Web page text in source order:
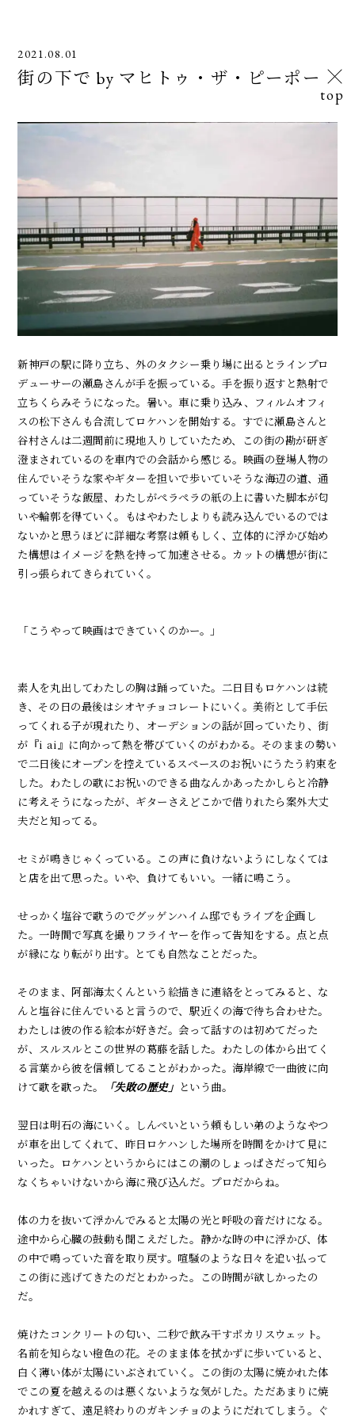
top
2021.08.01
街の下で by マヒトゥ・ザ・ピーポー
新神戸の駅に降り立ち、外のタクシー乗り場に出るとラインプロ
デューサーの瀬島さんが手を振っている。手を振り返すと熱射で
立ちくらみそうになった。暑い。車に乗り込み、フィルムオフィ
スの松下さんも合流してロケハンを開始する。すでに瀬島さんと
谷村さんは二週間前に現地入りしていたため、この街の勘が研ぎ
澄まされているのを車内での会話から感じる。映画の登場人物の
住んでいそうな家やギターを担いで歩いていそうな海辺の道、通
っていそうな飯屋、わたしがペラペラの紙の上に書いた脚本が匂
いや輪郭を得ていく。もはやわたしよりも読み込んでいるのでは
ないかと思うほどに詳細な考察は頼もしく、立体的に浮かび始め
た構想はイメージを熱を持って加速させる。カットの構想が街に
引っ張られてきられていく。
「こうやって映画はできていくのかー。」
素人を丸出してわたしの胸は踊っていた。二日目もロケハンは続
き、その日の最後はシオヤチョコレートにいく。美術として手伝
ってくれる子が現れたり、オーデションの話が回っていたり、街
が『i ai』 に向かって熱を帯びていくのがわかる。そのままの勢い
で二日後にオープンを控えているスペースのお祝いにうたう約束を
した。わたしの歌にお祝いのできる曲なんかあったかしらと冷静
に考えそうになったが、ギターさえどこかで借りれたら案外大丈
夫だと知ってる。
セミが鳴きじゃくっている。この声に負けないようにしなくては
と店を出て思った。いや、負けてもいい。一緒に鳴こう。
せっかく塩谷で歌うのでグッゲンハイム邸でもライブを企画し
た。一時間で写真を撮りフライヤーを作って告知をする。点と点
が縁になり転がり出す。とても自然なことだった。
そのまま、阿部海太くんという絵描きに連絡をとってみると、な
んと塩谷に住んでいると言うので、駅近くの海で待ち合わせた。
わたしは彼の作る絵本が好きだ。会って話すのは初めてだった
が、スルスルとこの世界の葛藤を話した。わたしの体から出てく
る言葉から彼を信頼してることがわかった。海岸線で一曲彼に向
けて歌を歌った。
「失敗の歴史」 という曲。
翌日は明石の海にいく。しんぺいという頼もしい弟のようなやつ
が車を出してくれて、昨日ロケハンした場所を時間をかけて見に
いった。ロケハンというからにはこの潮のしょっぱさだって知ら
なくちゃいけないから海に飛び込んだ。プロだからね。
体の力を抜いて浮かんでみると太陽の光と呼吸の音だけになる。
途中から心臓の鼓動も聞こえだした。静かな時の中に浮かび、体
の中で鳴っていた音を取り戻す。喧騒のような日々を追い払って
この街に逃げてきたのだとわかった。この時間が欲しかったの
だ。
焼けたコンクリートの匂い、二秒で飲み干すポカリスウェット。
名前を知らない橙色の花。そのまま体を拭かずに歩いていると、
白く薄い体が太陽にいぶされていく。この街の太陽に焼かれた体
でこの夏を越えるのは悪くないような気がした。ただあまりに焼
かれすぎて、遠足終わりのガキンチョのようにだれてしまう。ぐ